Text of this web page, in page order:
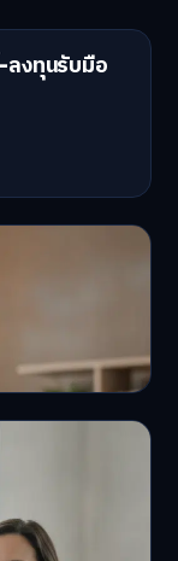
ลงทุนรับมือ
บอย่างไรไม่
ไม่ต้องเฝ้า